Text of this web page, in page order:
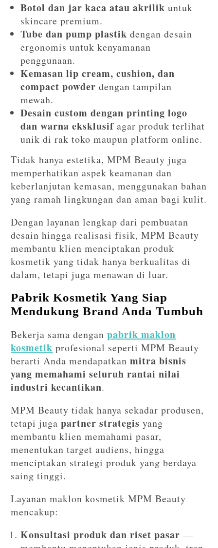
Botol dan jar kaca atau akrilik untuk
skincare premium.
Tube dan pump plastik dengan desain
ergonomis untuk kenyamanan
penggunaan.
Kemasan lip cream, cushion, dan
compact powder dengan tampilan
mewah.
Desain custom dengan printing logo
dan warna eksklusif agar produk terlihat
unik di rak toko maupun platform online.
Tidak hanya estetika, MPM Beauty juga
memperhatikan aspek keamanan dan
keberlanjutan kemasan, menggunakan bahan
yang ramah lingkungan dan aman bagi kulit.
Dengan layanan lengkap dari pembuatan
desain hingga realisasi fisik, MPM Beauty
membantu klien menciptakan produk
kosmetik yang tidak hanya berkualitas di
dalam, tetapi juga menawan di luar.
Pabrik Kosmetik Yang Siap
Mendukung Brand Anda Tumbuh
Bekerja sama denganpabrik maklon
kosmetik profesional seperti MPM Beauty
berarti Anda mendapatkanmitra bisnis
yang memahami seluruh rantai nilai
industri kecantikan.
MPM Beauty tidak hanya sekadar produsen,
tetapi jugapartner strategis yang
membantu klien memahami pasar,
menentukan target audiens, hingga
menciptakan strategi produk yang berdaya
saing tinggi.
Layanan maklon kosmetik MPM Beauty
mencakup:
Konsultasi produk dan riset pasar —